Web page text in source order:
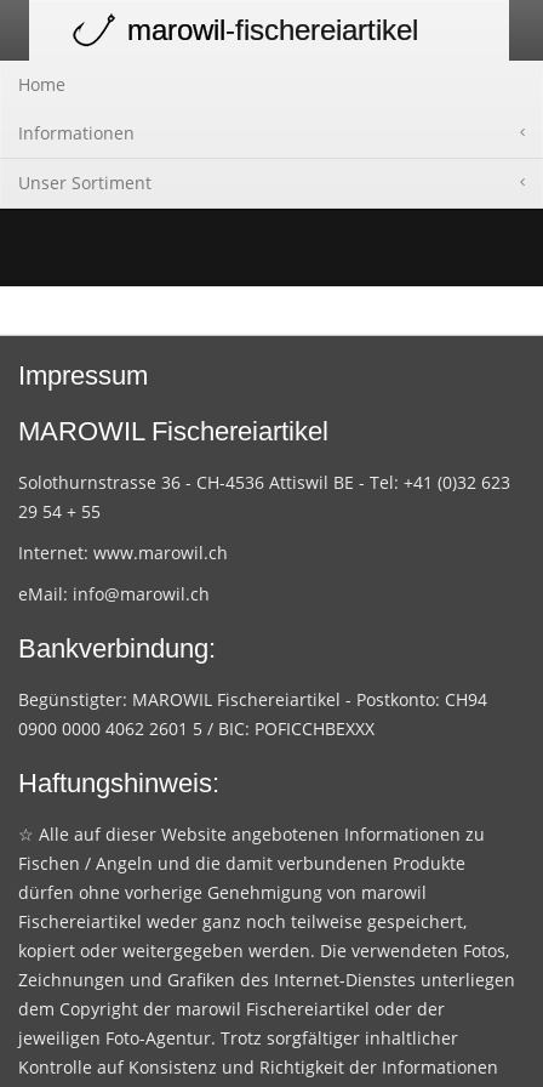
navigation
marowil-fischereiartikel
Home
Informationen
Unser Sortiment
Impressum
MAROWIL Fischereiartikel
Solothurnstrasse 36 - CH-4536 Attiswil BE - Tel: +41 (0)32 623
29 54 + 55
Internet: www.marowil.ch
eMail: info@marowil.ch
Bankverbindung:
Begünstigter: MAROWIL Fischereiartikel - Postkonto: CH94
0900 0000 4062 2601 5 / BIC: POFICCHBEXXX
Haftungshinweis:
☆ Alle auf dieser Website angebotenen Informationen zu
Fischen / Angeln und die damit verbundenen Produkte
dürfen ohne vorherige Genehmigung von marowil
Fischereiartikel weder ganz noch teilweise gespeichert,
kopiert oder weitergegeben werden. Die verwendeten Fotos,
Zeichnungen und Grafiken des Internet-Dienstes unterliegen
dem Copyright der marowil Fischereiartikel oder der
jeweiligen Foto-Agentur. Trotz sorgfältiger inhaltlicher
Kontrolle auf Konsistenz und Richtigkeit der Informationen